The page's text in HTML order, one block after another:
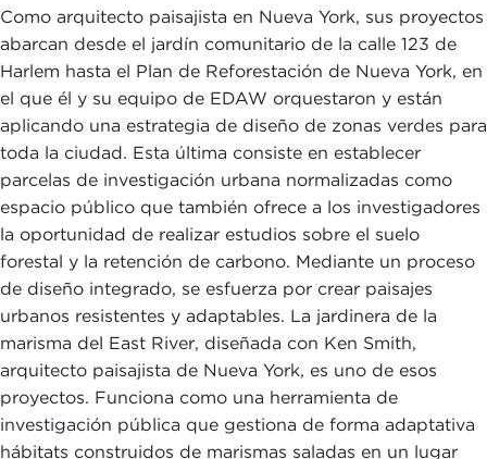
Como arquitecto paisajista en Nueva York, sus proyectos
abarcan desde el jardín comunitario de la calle 123 de
Harlem hasta el Plan de Reforestación de Nueva York, en
el que él y su equipo de EDAW orquestaron y están
aplicando una estrategia de diseño de zonas verdes para
toda la ciudad. Esta última consiste en establecer
parcelas de investigación urbana normalizadas como
espacio público que también ofrece a los investigadores
la oportunidad de realizar estudios sobre el suelo
forestal y la retención de carbono. Mediante un proceso
de diseño integrado, se esfuerza por crear paisajes
urbanos resistentes y adaptables. La jardinera de la
marisma del East River, diseñada con Ken Smith,
arquitecto paisajista de Nueva York, es uno de esos
proyectos. Funciona como una herramienta de
investigación pública que gestiona de forma adaptativa
hábitats construidos de marismas saladas en un lugar